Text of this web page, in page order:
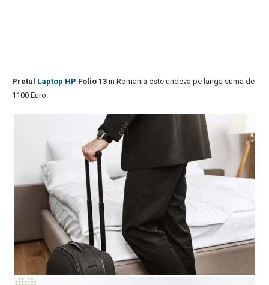
Pretul Laptop HP Folio 13 in Romania este undeva pe langa suma de
1100 Euro.